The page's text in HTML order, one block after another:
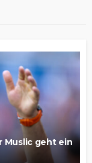
Muslic geht ein